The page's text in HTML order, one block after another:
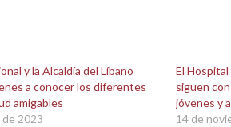
y la Alcaldía del Líbano
a conocer los diferentes
amigables
2023
El Hospital
siguen
jóvenes y
14 de